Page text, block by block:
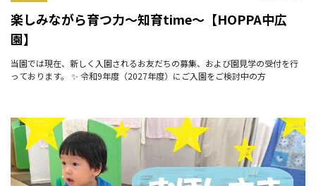
楽しみながら育つ力～知育time～【HOPPA中広
園】
当園では現在、新しく入園されるお友だちの募集、および園見学の受付を行
っております。 ✨ 令和9年度（2027年度）にご入園をご検討中の方